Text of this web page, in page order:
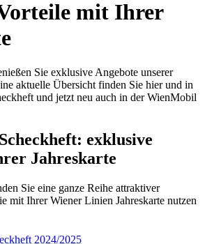
mit Ihrer
Sie exklusive Angebote unserer
aktuelle Übersicht finden Sie hier und in
und jetzt neu auch in der WienMobil
exklusive
Jahreskarte
Sie eine ganze Reihe attraktiver
mit Ihrer Wiener Linien Jahreskarte nutzen
2024/2025